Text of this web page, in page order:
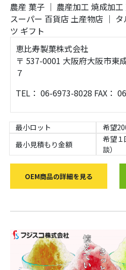
農産 菓子 ｜ 農産加工 焼成加工
スーパー 百貨店土産物店 ｜ タ
ツ ギフト
恵比寿製菓株式会社
〒 537-0001 大阪府大阪市東
７
TEL： 06-6973-8028 FAX：
最小ロット
希望
最小見積もり金額
希望
談）
OEM商品の詳細を見る